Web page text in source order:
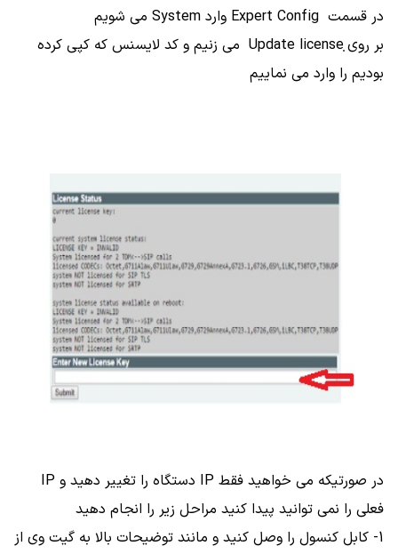
در قسمت Expert Config وارد System می شویم
بر روی ̣Update license می زنیم و کد لایسنس که کپی کرده
بودیم را وارد می نماییم
در صورتیکه می خواهید فقط IP دستگاه را تغییر دهید و IP
فعلی را نمی توانید پیدا کنید مراحل زیر را انجام دهید
1- کابل کنسول را وصل کنید و مانند توضیحات بالا به گیت وی از